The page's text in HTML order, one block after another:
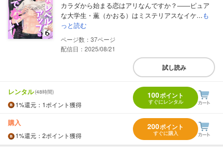
カラダから始まる恋はアリなんですか？――ピュア
な大学生・薫（かおる）はミステリアスなイケ...も
っと読む
37
配信日：2025/08/21
試し読み
レンタル(48時間)
1%還元 ：1ポイント獲得
100ポイント
すぐにレンタル
購入
1%還元 ：2ポイント獲得
200ポイント
すぐに購入